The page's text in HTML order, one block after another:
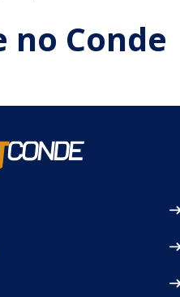
no Conde